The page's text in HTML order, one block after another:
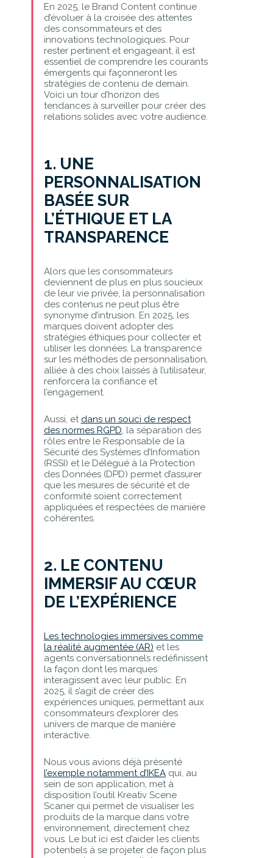
En 2025, le Brand Content continue
d’évoluer à la croisée des attentes
des consommateurs et des
innovations technologiques. Pour
rester pertinent et engageant, il est
essentiel de comprendre les courants
émergents qui façonneront les
stratégies de contenu de demain.
Voici un tour d’horizon des
tendances à surveiller pour créer des
relations solides avec votre audience.
1. UNE
PERSONNALISATION
BASÉE SUR
L’ÉTHIQUE ET LA
TRANSPARENCE
Alors que les consommateurs
deviennent de plus en plus soucieux
de leur vie privée, la personnalisation
des contenus ne peut plus être
synonyme d’intrusion. En 2025, les
marques doivent adopter des
stratégies éthiques pour collecter et
utiliser les données. La transparence
sur les méthodes de personnalisation,
alliée à des choix laissés à l’utilisateur,
renforcera la confiance et
l’engagement.
Aussi, et dans un souci de respect
des normes RGPD, la séparation des
rôles entre le Responsable de la
Sécurité des Systèmes d’Information
(RSSI) et le Délégué à la Protection
des Données (DPD) permet d’assurer
que les mesures de sécurité et de
conformité soient correctement
appliquées et respectées de manière
cohérentes.
2. LE CONTENU
IMMERSIF AU CŒUR
DE L’EXPÉRIENCE
Les technologies immersives comme
la réalité augmentée (AR) et les
agents conversationnels redéfinissent
la façon dont les marques
interagissent avec leur public. En
2025, il s’agit de créer des
expériences uniques, permettant aux
consommateurs d’explorer des
univers de marque de manière
interactive.
Nous vous avions déjà présenté
l’exemple notamment d’IKEAqui, au
sein de son application, met à
disposition l’outil Kreativ Scene
Scaner qui permet de visualiser les
produits de la marque dans votre
environnement, directement chez
vous. Le but ici est d’aider les clients
potentiels à se projeter de façon plus